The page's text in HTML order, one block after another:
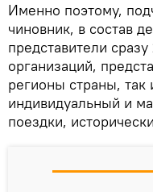
Именно поэтому,
чиновник, в состав
представители
организаций,
регионы страны,
индивидуальный и
поездки,